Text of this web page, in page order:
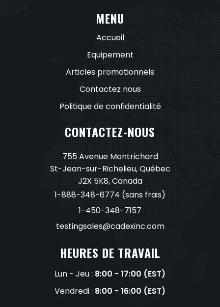
MENU
Accueil
Equipement
Articles promotionnels
Contactez nous
Politique de confidentialité
CONTACTEZ-NOUS
755 Avenue Montrichard
St-Jean-sur-Richelieu, Québec
J2X 5K8, Canada
1-888-348-6774 (sans frais)
1-450-348-7157
testingsales@cadexinc.com
HEURES DE TRAVAIL
Lun - Jeu : 8:00 - 17:00 (EST)
Vendredi : 8:00 - 16:00 (EST)